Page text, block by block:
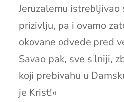
Jeruzalemu istrebljivao
prizivlju, pa i ovamo
okovane odvede pred
Savao pak, sve silniji,
koji prebivahu u
je Krist!«